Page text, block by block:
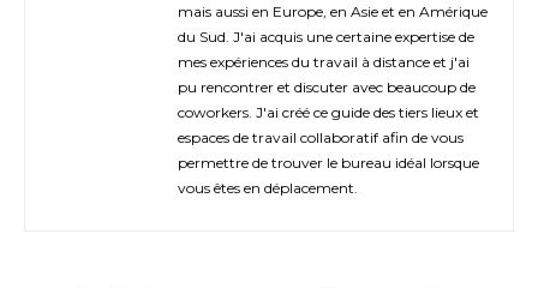
mais aussi en Europe, en Asie et en Amérique
du Sud. J'ai acquis une certaine expertise de
mes expériences du travail à distance et j'ai
pu rencontrer et discuter avec beaucoup de
coworkers. J'ai créé ce guide des tiers lieux et
espaces de travail collaboratif afin de vous
permettre de trouver le bureau idéal lorsque
vous êtes en déplacement.